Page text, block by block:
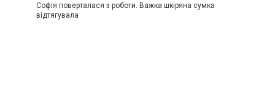
Софія поверталася з роботи. Важка шкіряна сумка
відтягувала